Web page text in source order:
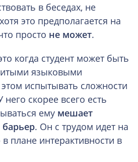
в беседах, не
это предполагается на
просто не может.
когда студент может быть
языковыми
испытывать сложности
скорее всего есть
ему мешает
барьер. Он с трудом идет на
плане интерактивности в